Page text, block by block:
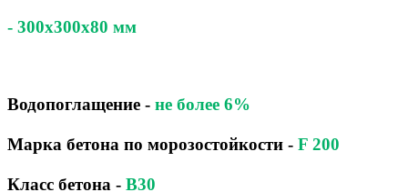
- 300x300x80 мм
Водопоглащение - не более 6%
Марка бетона по морозостойкости - F 200
Класс бетона - B30